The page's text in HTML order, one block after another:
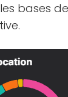
bases